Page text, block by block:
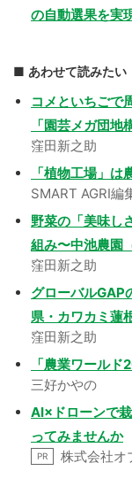
の自動選果を実
あわせて読みたい
コメといちごで
「園芸メガ団地
窪田新之助
「植物工場」
SMART AGRI編
野菜の「美味し
組み〜中池農園
窪田新之助
グローバルGAP
県・カワカミ蓮
窪田新之助
「農業ワール
三好かやの
AI×ドローンで
ってみませんか
PR 株式会社オ